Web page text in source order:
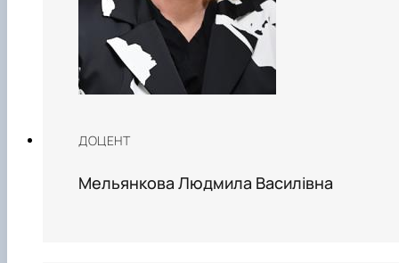
ДОЦЕНТ
Мельянкова Людмила Василівна